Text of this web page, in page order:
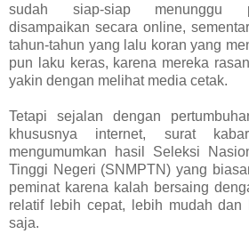
sudah siap-siap menunggu
disampaikan secara online,
tahun-tahun yang lalu koran yang
pun laku keras, karena mereka
yakin dengan melihat media cetak.
Tetapi sejalan dengan
khususnya internet, surat
mengumumkan hasil Seleksi
Tinggi Negeri (SNMPTN) yang
peminat karena kalah bersaing
relatif lebih cepat, lebih mudah
saja.